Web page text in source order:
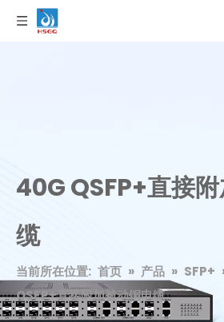
40G QSFP+直接
缆
当前所在位置: 首页 » 产品 » SFP+
QSFP+直接附加被动铜电缆